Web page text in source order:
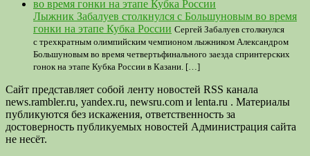
Лыжник Забалуев столкнулся с Большуновым во время
гонки на этапе Кубка России Сергей Забалуев столкнулся
с трехкратным олимпийским чемпионом лыжником Александром
Большуновым во время четвертьфинального заезда спринтерских
гонок на этапе Кубка России в Казани. […]
Сайт представляет собой ленту новостей RSS канала
news.rambler.ru, yandex.ru, newsru.com и lenta.ru . Материалы
публикуются без искажения, ответственность за
достоверность публикуемых новостей Администрация сайта
не несёт.